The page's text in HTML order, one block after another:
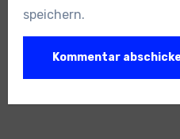
speichern.